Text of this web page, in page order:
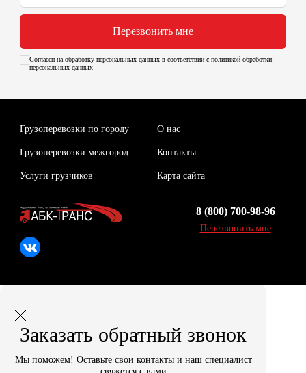
Перезвонить мне
Согласен на обработку персональных данных в соответствии с политикой обработки
персональных данных
Грузоперевозки по городу О нас
Грузоперевозки межгород Контакты
Услуги грузчиков Карта сайта
8 (800) 700-98-96
Перезвонить мне
Заказать обратный звонок
Мы поможем! Оставьте свои контакты и наш специалист